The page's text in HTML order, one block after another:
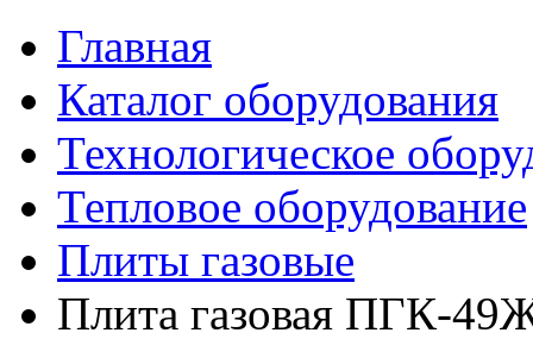
Главная
Каталог оборудования
Технологическое
Тепловое оборудование
Плиты газовые
Плита газовая ПГК-